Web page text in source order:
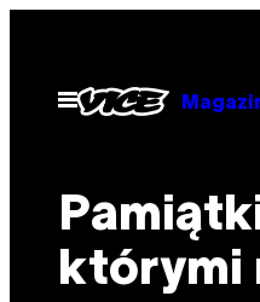
contentOpen
Menu
którymi